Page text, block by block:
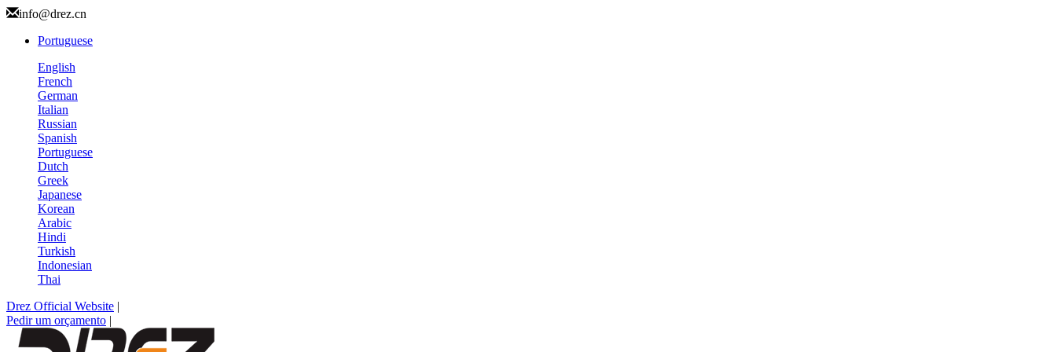
info@drez.cn
Portuguese
English
French
German
Italian
Russian
Spanish
Portuguese
Dutch
Greek
Japanese
Korean
Arabic
Hindi
Turkish
Indonesian
Thai
Drez Official Website |
Pedir um orçamento |